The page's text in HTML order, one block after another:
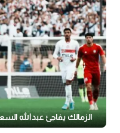
الزمالك يفاجئ عبدالله